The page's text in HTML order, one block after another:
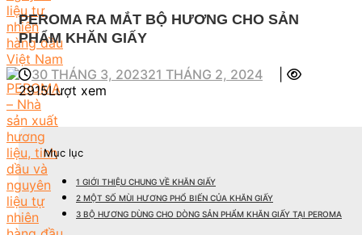
PEROMA RA MẮT BỘ HƯƠNG CHO SẢN
PHẨM KHĂN GIẤY
30 THÁNG 3, 202321 THÁNG 2, 2024
2915Lượt xem
Mục lục
1 GIỚI THIỆU CHUNG VỀ KHĂN GIẤY
2 MỘT SỐ MÙI HƯƠNG PHỔ BIẾN CỦA KHĂN GIẤY
3 BỘ HƯƠNG DÙNG CHO DÒNG SẢN PHẨM KHĂN GIẤY TẠI PEROMA